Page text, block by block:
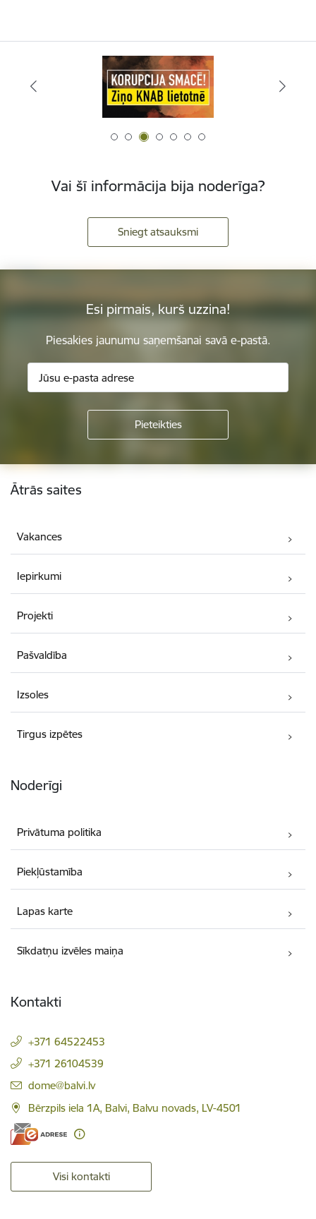
Vai šī informācija bija noderīga?
Sniegt atsauksmi
Esi pirmais, kurš uzzina!
Piesakies jaunumu saņemšanai savā e-pastā.
Kājene
Ātrās saites
Vakances
Iepirkumi
Projekti
Pašvaldība
Izsoles
Tirgus izpētes
Noderīgi
Privātuma politika
Piekļūstamība
Lapas karte
Sīkdatņu izvēles maiņa
Kontakti
+371 64522453
+371 26104539
E-pasts:
dome@balvi.lv
Bērzpils iela 1A, Balvi, Balvu novads, LV-4501
Visi kontakti